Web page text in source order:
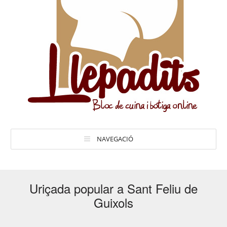
NAVEGACIÓ
Uriçada popular a Sant Feliu de
Guixols